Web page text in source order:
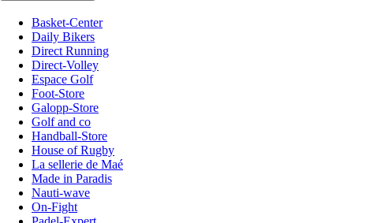
Basket-Center
Daily Bikers
Direct Running
Direct-Volley
Espace Golf
Foot-Store
Galopp-Store
Golf and co
Handball-Store
House of Rugby
La sellerie de Maé
Made in Paradis
Nauti-wave
On-Fight